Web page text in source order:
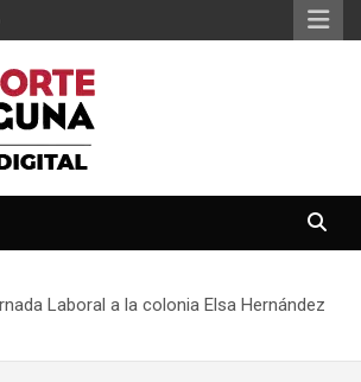
Laboral a la colonia Elsa Hernández